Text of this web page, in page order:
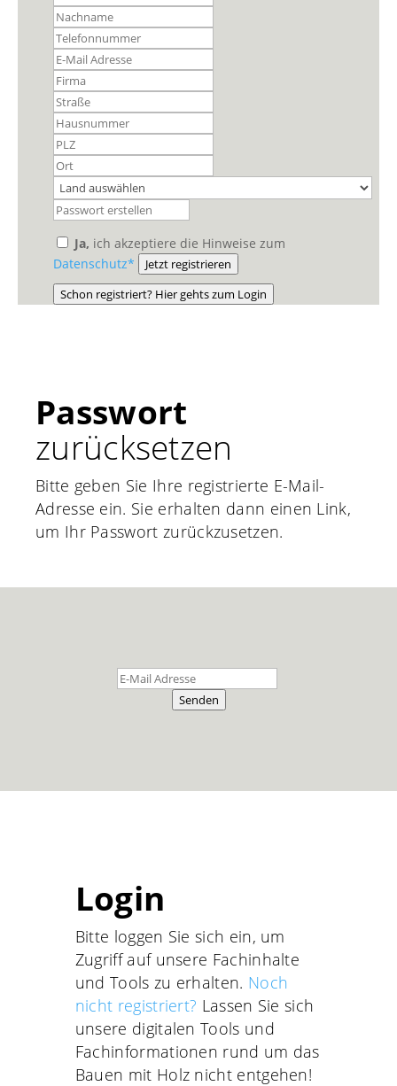
Ja, ich akzeptiere die Hinweise zum
Datenschutz*
Jetzt registrieren
Schon registriert? Hier gehts zum Login
Passwort
zurücksetzen
Bitte geben Sie Ihre registrierte E-Mail-
Adresse ein. Sie erhalten dann einen Link,
um Ihr Passwort zurückzusetzen.
Senden
Login
Bitte loggen Sie sich ein, um
Zugriff auf unsere Fachinhalte
und Tools zu erhalten. Noch
nicht registriert? Lassen Sie sich
unsere digitalen Tools und
Fachinformationen rund um das
Bauen mit Holz nicht entgehen!